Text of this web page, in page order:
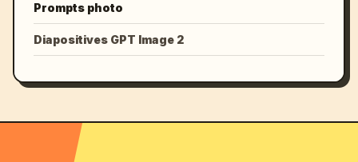
Prompts photo
Diapositives GPT Image 2